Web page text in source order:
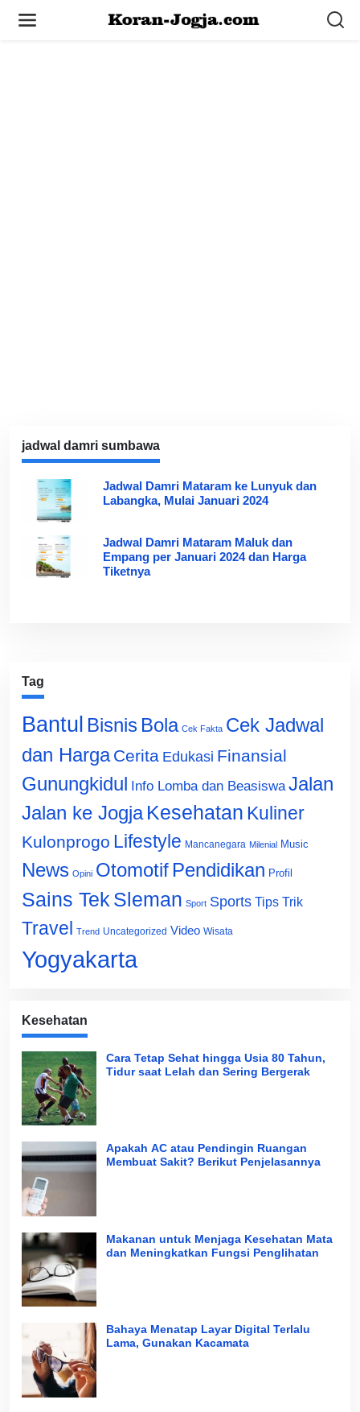
jadwal damri sumbawa
Jadwal Damri Mataram ke Lunyuk dan
Labangka, Mulai Januari 2024
Jadwal Damri Mataram Maluk dan
Empang per Januari 2024 dan Harga
Tiketnya
Tag
Bantul Bisnis Bola Cek Fakta Cek Jadwal
dan Harga Cerita Edukasi Finansial
Gunungkidul Info Lomba dan Beasiswa Jalan
Jalan ke Jogja Kesehatan Kuliner
Kulonprogo Lifestyle Mancanegara Milenial Music
News Opini Otomotif Pendidikan Profil
Sains Tek Sleman Sport Sports Tips Trik
Travel Trend Uncategorized Video Wisata
Yogyakarta
Kesehatan
Cara Tetap Sehat hingga Usia 80 Tahun,
Tidur saat Lelah dan Sering Bergerak
Apakah AC atau Pendingin Ruangan
Membuat Sakit? Berikut Penjelasannya
Makanan untuk Menjaga Kesehatan Mata
dan Meningkatkan Fungsi Penglihatan
Bahaya Menatap Layar Digital Terlalu
Lama, Gunakan Kacamata